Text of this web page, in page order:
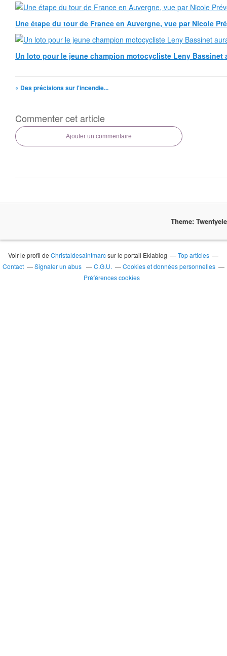
Une étape du tour de France en Auvergne, vue par Nicole
Un loto pour le jeune champion motocycliste Leny Bassinet
« Des précisions sur l'incendie...
Commenter cet article
Ajouter un commentaire
Theme:
Voir le profil deChristaldesaintmarcsur le portail Eklablog
Top articles
Contact
Signaler un abus C.G.U.
Cookies et données personnelles
Préférences cookies